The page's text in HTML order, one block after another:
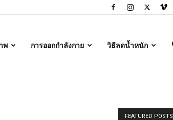
พ การออกกำลังกาย วิธีลดน้ำหนัก
FEATURED POSTS